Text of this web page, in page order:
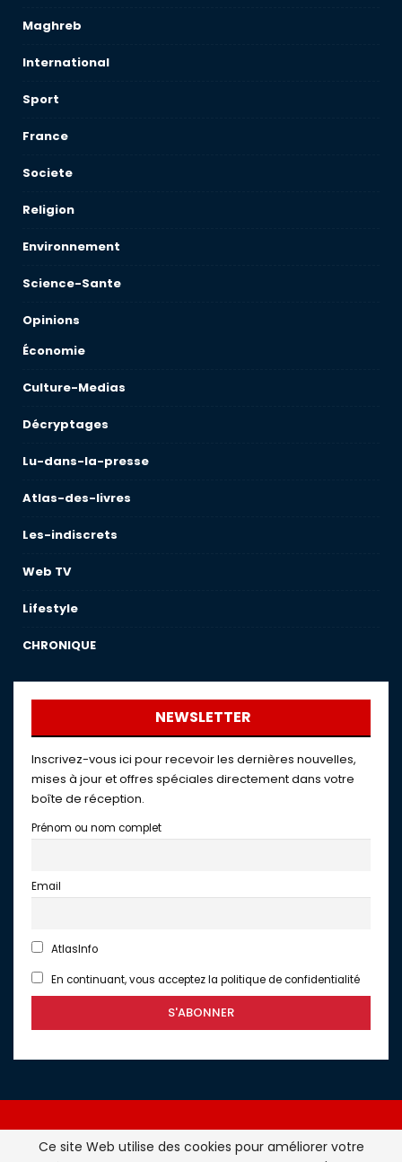
Maghreb
International
Sport
France
Societe
Religion
Environnement
Science-Sante
Opinions
Économie
Culture-Medias
Décryptages
Lu-dans-la-presse
Atlas-des-livres
Les-indiscrets
Web TV
Lifestyle
CHRONIQUE
NEWSLETTER
Inscrivez-vous ici pour recevoir les dernières nouvelles,
mises à jour et offres spéciales directement dans votre
boîte de réception.
Prénom ou nom complet
Email
AtlasInfo
En continuant, vous acceptez la politique de confidentialité
Ce site Web utilise des cookies pour améliorer votre